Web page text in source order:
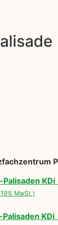
KDi
MwSt.)
KDi